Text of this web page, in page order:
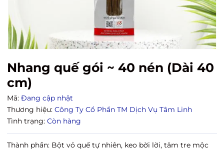
Nhang quế gói ~ 40 nén (Dài 40
cm)
Mã: Đang cập nhật
Thương hiệu: Công Ty Cổ Phần TM Dịch Vụ Tâm Linh
Tình trạng: Còn hàng
Thành phần: Bột vỏ quế tự nhiên, keo bời lời, tăm tre mộc